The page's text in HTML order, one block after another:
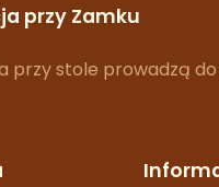
przy Zamku
przy stole prowadzą